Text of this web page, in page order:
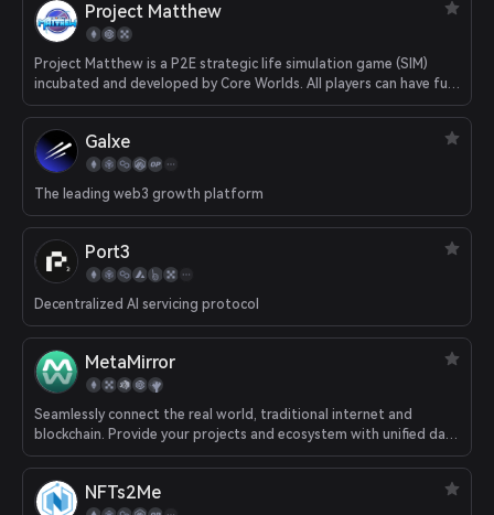
Project Matthew
Project Matthew is a P2E strategic life simulation game (SIM)
incubated and developed by Core Worlds. All players can have fun
and earn money in the game by developing economics via lands
battles Galxe
The leading web3 growth platform
Port3
Decentralized AI servicing protocol
MetaMirror
Seamlessly connect the real world, traditional internet and
blockchain. Provide your projects and ecosystem with unified data
values from all sources.
NFTs2Me